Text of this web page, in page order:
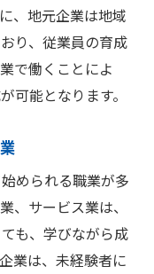
の魅力
るために
由
成功の鍵とは
基準
方法
界選び
る注意点
、地元企業は地域
り、従業員の育成
で働くことによ
可能となります。
められる職業が多
、サービス業は、
も、学びながら成
業は、未経験者に